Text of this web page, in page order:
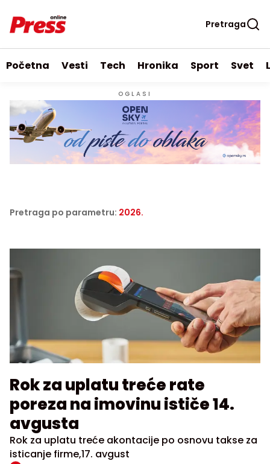
Pretraga
Početna Vesti Tech Hronika Sport Svet
OGLASI
Pretraga po parametru: 2026.
Rok za uplatu treće rate
poreza na imovinu ističe 14.
avgusta
Rok za uplatu treće akontacije po osnovu takse za
isticanje firme,17. avgust